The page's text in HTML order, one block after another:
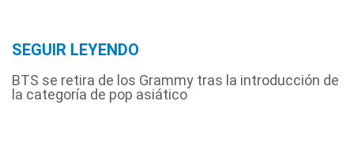
SEGUIR LEYENDO
BTS se retira de los Grammy tras la introducción de
la categoría de pop asiático